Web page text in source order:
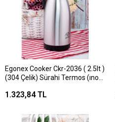
Egonex Cooker Ckr-2036 ( 2.5lt )
(304 Çelik) Sürahi Termos (ınox
Soğuk) (çift Contalı Kapak)*12
1.323,84 TL